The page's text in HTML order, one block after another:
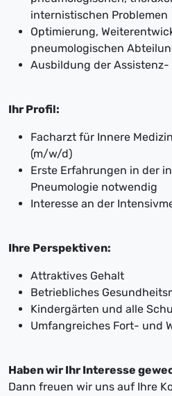
internistischen Problemen
Optimierung,
pneumologischen
Ausbildung der
Ihr Profil:
Facharzt für Innere
(m/w/d)
Erste Erfahrungen in der
Pneumologie notwendig
Interesse an der
Ihre Perspektiven:
Attraktives Gehalt
Betriebliches
Kindergärten und alle
Umfangreiches Fort- und
Haben wir Ihr Interesse
Dann freuen wir uns auf Ihre